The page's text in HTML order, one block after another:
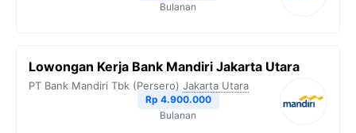
Bulanan
Lowongan Kerja Bank Mandiri Jakarta Utara
PT Bank Mandiri Tbk (Persero) Jakarta Utara
Rp 4.900.000
Bulanan